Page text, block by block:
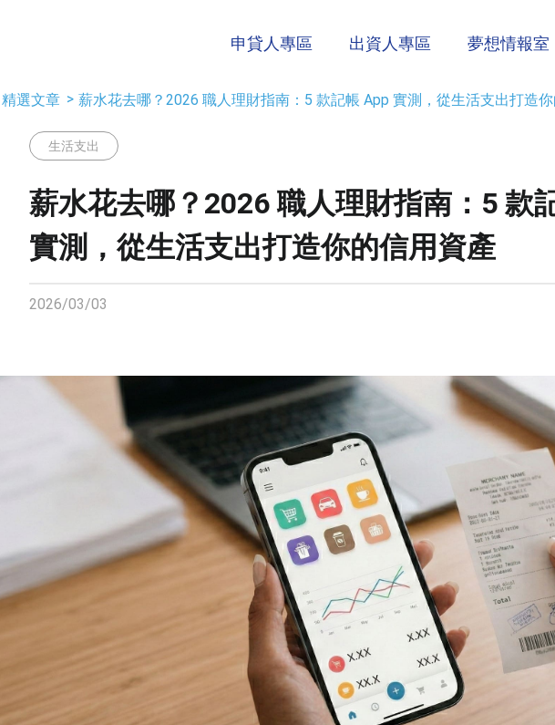
申貸人專區 出資人專區 夢想情報室
精選文章 薪水花去哪？2026 職人理財指南：5 款記帳 App 實測，從生活支出打造
生活支出
薪水花去哪？2026 職人理財指南：5 款
實測，從生活支出打造你的信用資產
2026/03/03